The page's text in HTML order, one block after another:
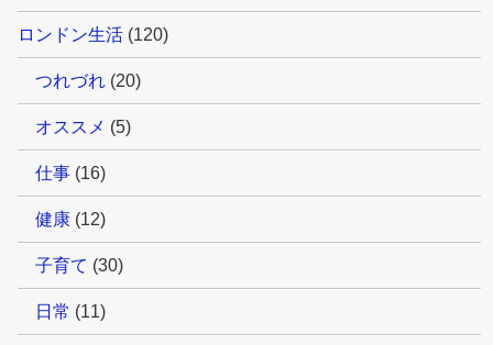
ロンドン生活 (120)
つれづれ (20)
オススメ (5)
仕事 (16)
健康 (12)
子育て (30)
日常 (11)